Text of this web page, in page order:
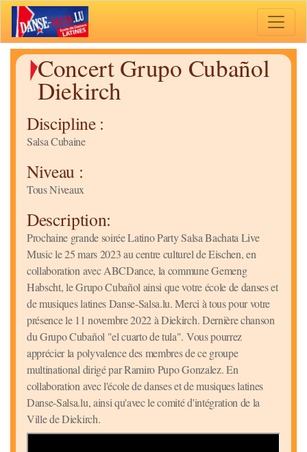
Concert Grupo Cubañol
Diekirch
Discipline :
Salsa Cubaine
Niveau :
Tous Niveaux
Description:
Prochaine grande soirée Latino Party Salsa Bachata Live
Music le 25 mars 2023 au centre culturel de Eischen, en
collaboration avec ABCDance, la commune Gemeng
Habscht, le Grupo Cubañol ainsi que votre école de danses et
de musiques latines Danse-Salsa.lu. Merci à tous pour votre
présence le 11 novembre 2022 à Diekirch. Dernière chanson
du Grupo Cubañol "el cuarto de tula". Vous pourrez
apprécier la polyvalence des membres de ce groupe
multinational dirigé par Ramiro Pupo Gonzalez. En
collaboration avec l'école de danses et de musiques latines
Danse-Salsa.lu, ainsi qu'avec le comité d'intégration de la
Ville de Diekirch.